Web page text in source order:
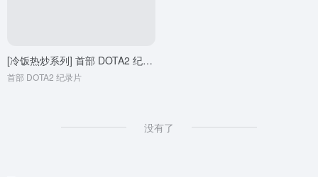
[冷饭热炒系列] 首部 DOTA2 纪录片
首部 DOTA2 纪录片
没有了